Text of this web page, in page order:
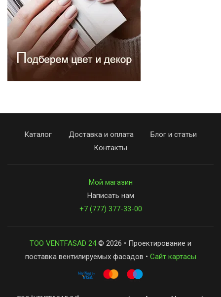
Каталог Доставка и оплата
Блог и статьи
Контакты
Мой магазин
Написать нам
+7 (777) 377-33-00
ТОО VENTFASAD 24© 2026 • Проектирование и
поставка вентилируемых фасадов • Сайт картасы